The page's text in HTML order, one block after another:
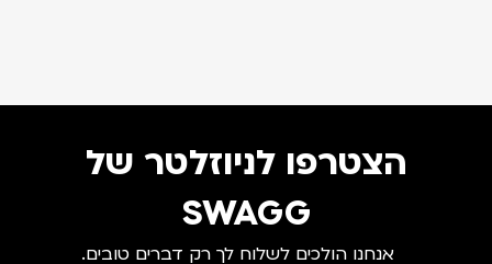
הצטרפו לניוזלטר של
SWAGG
אנחנו הולכים לשלוח לך רק דברים טובים.